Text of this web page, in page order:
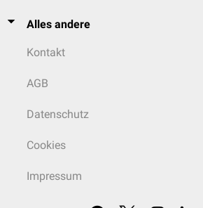
Alles andere
Kontakt
AGB
Datenschutz
Cookies
Impressum